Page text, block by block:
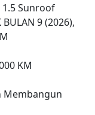
1.5 Sunroof
9 (2026),
KM
Membangun